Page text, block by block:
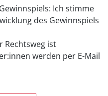
Ich stimme
des Gewinnspiels
Rechtsweg ist
werden per E-Mail